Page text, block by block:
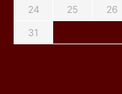
24
25 26
31